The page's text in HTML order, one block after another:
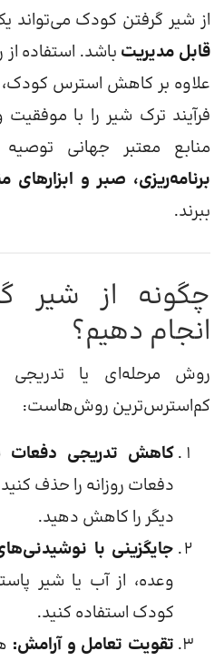
از شیر گرفتن کودک می‌تواند
قابل مدیریت باشد. استفاده
علاوه بر کاهش استرس کودک،
فرآیند ترک شیر را با
منابع معتبر جهانی
برنامه‌ریزی، صبر و ابزارهای
ببرند.
چگونه از شیر
انجام دهیم؟
روش مرحله‌ای یا تدریجی
کم‌استرس‌ترین روش‌هاست:
کاهش تدریجی دفعات
دفعات روزانه را حذف
دیگر را کاهش دهید.
جایگزینی با
وعده، از آب یا شیر
کودک استفاده کنید.
تقویت تعامل و آرامش: